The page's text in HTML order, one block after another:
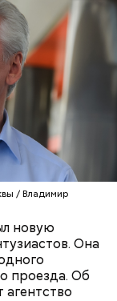
/ Владимир
новую
Она
проезда. Об
агентство
в этом
и жители
по словам
51 по шоссе
а также
улицы